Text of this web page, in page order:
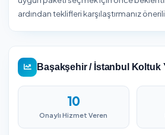
Firma ekibi belirlenen
gerçekleştirir. Güvenli